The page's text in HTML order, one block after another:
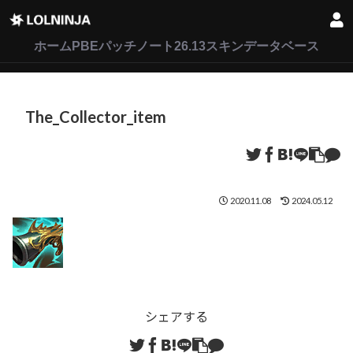
ホーム PBEパッチノート26.13スキンデータベース
The_Collector_item
2020.11.08 2024.05.12
シェアする